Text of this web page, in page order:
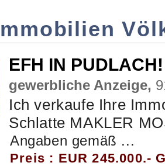
EFH IN PUDLACH!
gewerbliche Anzeige,
Ich verkaufe Ihre
Schlatte MAKLER
Angaben gemäß ...
Preis : EUR 245.000.-